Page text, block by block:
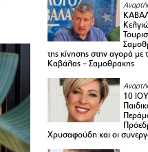
της κίνησης στην αγορά με
Καβάλας – Σαμοθρακης
10
Χρυσαφούδη και οι